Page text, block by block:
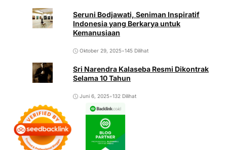
Seruni Bodjawati, Seniman Inspiratif
Indonesia yang Berkarya untuk
Kemanusiaan
Oktober 29, 2025•145 Dilihat
Sri Narendra Kalaseba Resmi Dikontrak
Selama 10 Tahun
Juni 6, 2025•132 Dilihat